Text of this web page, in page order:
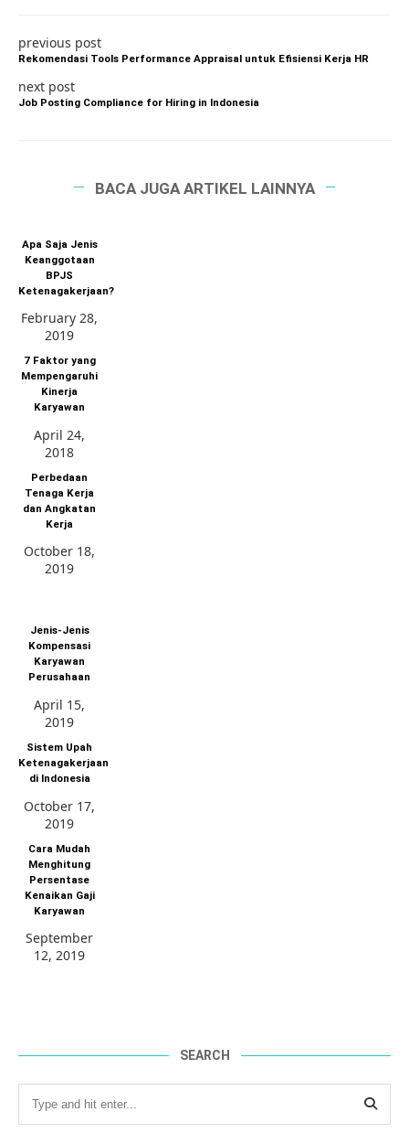
previous post
Rekomendasi Tools Performance Appraisal untuk Efisiensi Kerja HR
next post
Job Posting Compliance for Hiring in Indonesia
BACA JUGA ARTIKEL LAINNYA
Apa Saja Jenis
Keanggotaan
BPJS
Ketenagakerjaan?
February 28,
2019
7 Faktor yang
Mempengaruhi
Kinerja
Karyawan
April 24,
2018
Perbedaan
Tenaga Kerja
dan Angkatan
Kerja
October 18,
2019
Jenis-Jenis
Kompensasi
Karyawan
Perusahaan
April 15,
2019
Sistem Upah
Ketenagakerjaan
di Indonesia
October 17,
2019
Cara Mudah
Menghitung
Persentase
Kenaikan Gaji
Karyawan
September
12, 2019
SEARCH